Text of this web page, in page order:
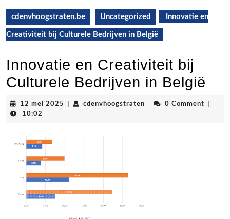
cdenvhoogstraten.be Uncategorized Innovatie en
Creativiteit bij Culturele Bedrijven in België
Innovatie en Creativiteit bij
Culturele Bedrijven in België
12 mei 2025 12
cdenvhoogstraten cdenvhoogstraten
0 Comment
10:02